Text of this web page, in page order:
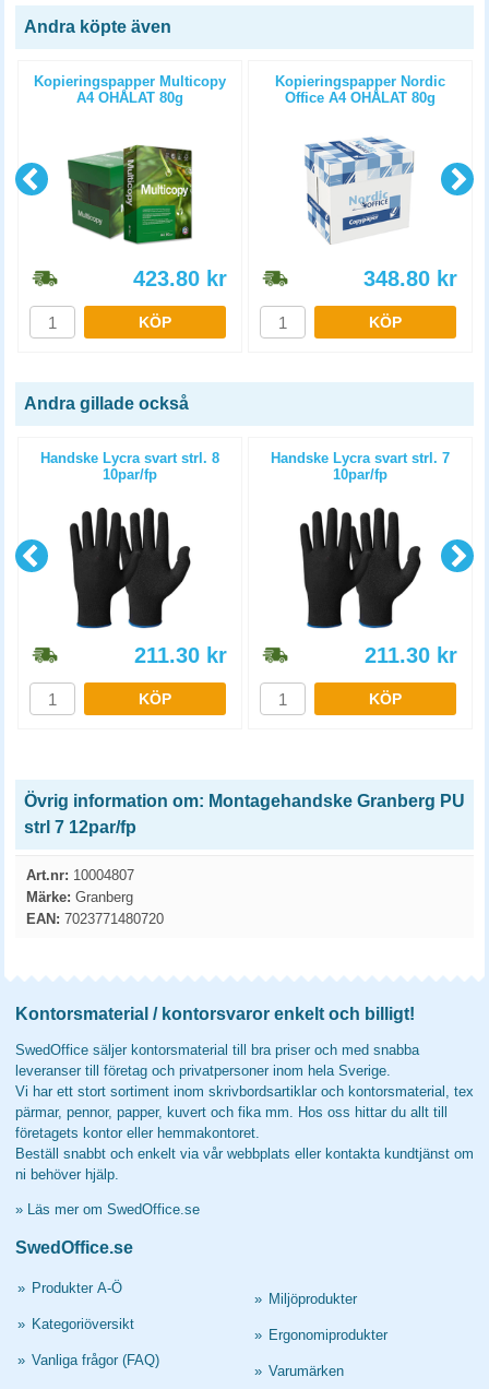
Andra köpte även
Kopieringspapper Multicopy
A4 OHÅLAT 80g
423.80 kr
KÖP
Kopieringspapper Nordic
Office A4 OHÅLAT 80g
348.80 kr
KÖP
Andra gillade också
Handske Lycra svart strl. 8
10par/fp
211.30 kr
KÖP
Handske Lycra svart strl. 7
10par/fp
211.30 kr
KÖP
Övrig information om: Montagehandske Granberg PU
strl 7 12par/fp
Art.nr: 10004807
Märke: Granberg
EAN: 7023771480720
Kontorsmaterial / kontorsvaror enkelt och billigt!
SwedOffice säljer kontorsmaterial till bra priser och med snabba
leveranser till företag och privatpersoner inom hela Sverige.
Vi har ett stort sortiment inom skrivbordsartiklar och kontorsmaterial, tex
pärmar, pennor, papper, kuvert och fika mm. Hos oss hittar du allt till
företagets kontor eller hemmakontoret.
Beställ snabbt och enkelt via vår webbplats eller kontakta kundtjänst om
ni behöver hjälp.
» Läs mer om SwedOffice.se
SwedOffice.se
» Produkter A-Ö
» Kategoriöversikt
» Vanliga frågor (FAQ)
» Miljöprodukter
» Ergonomiprodukter
» Varumärken